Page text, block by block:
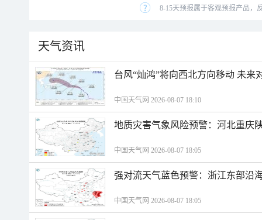
8-15天预报属于客观预报产品，
天气资讯
台风“灿鸿”将向西北方向移动 未来
中国天气网 2026-08-07 18:10
地质灾害气象风险预警：河北重庆
中国天气网 2026-08-07 18:05
强对流天气蓝色预警：浙江东部沿
中国天气网 2026-08-07 18:05